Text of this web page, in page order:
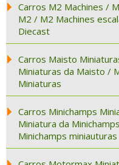
Carros M2 Machines /
M2 / M2 Machines
Diecast
Carros Maisto
Miniaturas da Maisto /
Miniaturas
Carros Minichamps
Miniatura da
Minichamps miniauturas